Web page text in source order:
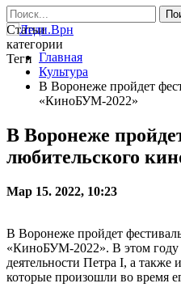
Статьи
категории
Теги Главная
Культура
В Воронеже пройдет
«КиноБУМ-2022»
В Воронеже
любительского
Мар 15. 2022, 10:23
В Воронеже пройдет
«КиноБУМ-2022». В этом году
деятельности Петра I, а также
которые произошли во время